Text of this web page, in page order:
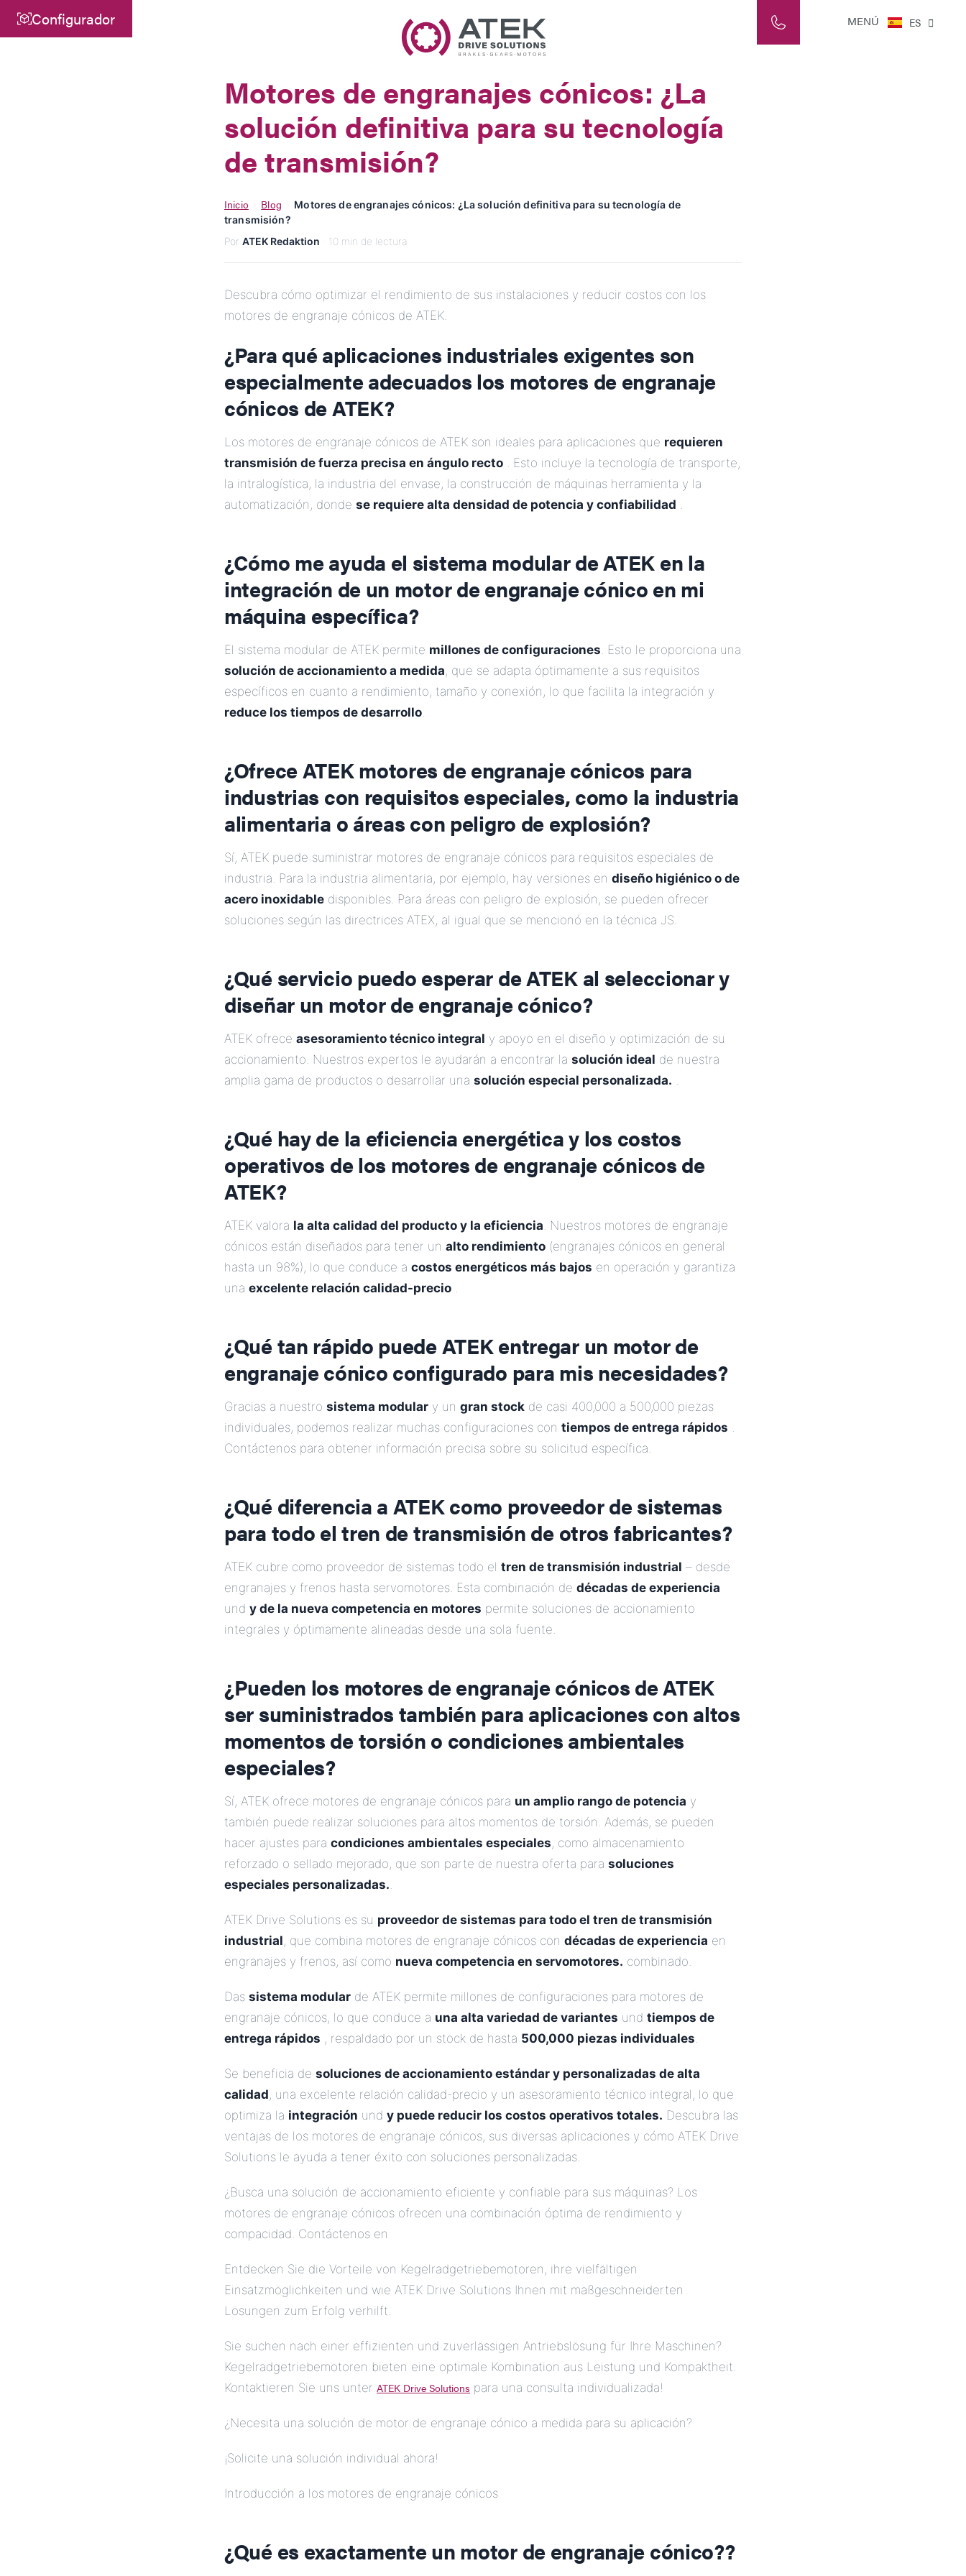
Nombre
Nombre de la Empresa
Correo Electrónico
Dirección
Enviar Mensaje
Configurador MENÚ ES
IT
Motores de engranajes cónicos: ¿La
solución definitiva para su tecnología
de transmisión?
Inicio Blog
Motores de engranajes cónicos: ¿La solución definitiva para su tecnología de
transmisión?
Por ATEK Redaktion · 10 min de lectura
Descubra cómo optimizar el rendimiento de sus instalaciones y reducir costos con los
motores de engranaje cónicos de ATEK.
¿Para qué aplicaciones industriales exigentes son
especialmente adecuados los motores de engranaje
cónicos de ATEK?
Los motores de engranaje cónicos de ATEK son ideales para aplicaciones que requieren
transmisión de fuerza precisa en ángulo recto . Esto incluye la tecnología de transporte,
la intralogística, la industria del envase, la construcción de máquinas herramienta y la
automatización, donde se requiere alta densidad de potencia y confiabilidad .
¿Cómo me ayuda el sistema modular de ATEK en la
integración de un motor de engranaje cónico en mi
máquina específica?
El sistema modular de ATEK permite millones de configuraciones. Esto le proporciona una
solución de accionamiento a medida, que se adapta óptimamente a sus requisitos
específicos en cuanto a rendimiento, tamaño y conexión, lo que facilita la integración y
reduce los tiempos de desarrollo.
¿Ofrece ATEK motores de engranaje cónicos para
industrias con requisitos especiales, como la industria
alimentaria o áreas con peligro de explosión?
Sí, ATEK puede suministrar motores de engranaje cónicos para requisitos especiales de
industria. Para la industria alimentaria, por ejemplo, hay versiones en diseño higiénico o de
acero inoxidable disponibles. Para áreas con peligro de explosión, se pueden ofrecer
soluciones según las directrices ATEX, al igual que se mencionó en la técnica JS.
¿Qué servicio puedo esperar de ATEK al seleccionar y
diseñar un motor de engranaje cónico?
ATEK ofrece asesoramiento técnico integral y apoyo en el diseño y optimización de su
accionamiento. Nuestros expertos le ayudarán a encontrar la solución ideal de nuestra
amplia gama de productos o desarrollar una solución especial personalizada. .
¿Qué hay de la eficiencia energética y los costos
operativos de los motores de engranaje cónicos de
ATEK?
ATEK valora la alta calidad del producto y la eficiencia. Nuestros motores de engranaje
cónicos están diseñados para tener un alto rendimiento (engranajes cónicos en general
hasta un 98%), lo que conduce a costos energéticos más bajos en operación y garantiza
una excelente relación calidad-precio .
¿Qué tan rápido puede ATEK entregar un motor de
engranaje cónico configurado para mis necesidades?
Gracias a nuestro sistema modular y un gran stock de casi 400,000 a 500,000 piezas
individuales, podemos realizar muchas configuraciones con tiempos de entrega rápidos .
Contáctenos para obtener información precisa sobre su solicitud específica.
¿Qué diferencia a ATEK como proveedor de sistemas
para todo el tren de transmisión de otros fabricantes?
ATEK cubre como proveedor de sistemas todo el tren de transmisión industrial – desde
engranajes y frenos hasta servomotores. Esta combinación de décadas de experiencia
und y de la nueva competencia en motores permite soluciones de accionamiento
integrales y óptimamente alineadas desde una sola fuente.
¿Pueden los motores de engranaje cónicos de ATEK
ser suministrados también para aplicaciones con altos
momentos de torsión o condiciones ambientales
especiales?
Sí, ATEK ofrece motores de engranaje cónicos para un amplio rango de potencia y
también puede realizar soluciones para altos momentos de torsión. Además, se pueden
hacer ajustes para condiciones ambientales especiales, como almacenamiento
reforzado o sellado mejorado, que son parte de nuestra oferta para soluciones
especiales personalizadas..
ATEK Drive Solutions es su proveedor de sistemas para todo el tren de transmisión
industrial, que combina motores de engranaje cónicos con décadas de experiencia en
engranajes y frenos, así como nueva competencia en servomotores. combinado.
Das sistema modular de ATEK permite millones de configuraciones para motores de
engranaje cónicos, lo que conduce a una alta variedad de variantes und tiempos de
entrega rápidos , respaldado por un stock de hasta 500,000 piezas individuales.
Se beneficia de soluciones de accionamiento estándar y personalizadas de alta
calidad, una excelente relación calidad-precio y un asesoramiento técnico integral, lo que
optimiza la integración und y puede reducir los costos operativos totales. Descubra las
ventajas de los motores de engranaje cónicos, sus diversas aplicaciones y cómo ATEK Drive
Solutions le ayuda a tener éxito con soluciones personalizadas.
¿Busca una solución de accionamiento eficiente y confiable para sus máquinas? Los
motores de engranaje cónicos ofrecen una combinación óptima de rendimiento y
compacidad. Contáctenos en
Entdecken Sie die Vorteile von Kegelradgetriebemotoren, ihre vielfältigen
Einsatzmöglichkeiten und wie ATEK Drive Solutions Ihnen mit maßgeschneiderten
Lösungen zum Erfolg verhilft.
Sie suchen nach einer effizienten und zuverlässigen Antriebslösung für Ihre Maschinen?
Kegelradgetriebemotoren bieten eine optimale Kombination aus Leistung und Kompaktheit.
Kontaktieren Sie uns unter ATEK Drive Solutions para una consulta individualizada!
¿Necesita una solución de motor de engranaje cónico a medida para su aplicación?
¡Solicite una solución individual ahora!
Introducción a los motores de engranaje cónicos
¿Qué es exactamente unmotor de engranaje cónico??